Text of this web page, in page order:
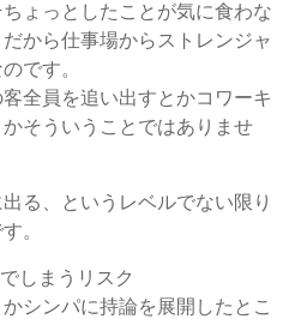
ょっとしたことが気に食わな
から仕事場からストレンジャ
です。
全員を追い出すとかコワーキ
そういうことではありませ
る、というレベルでない限り
。
しまうリスク
シンパに持論を展開したとこ